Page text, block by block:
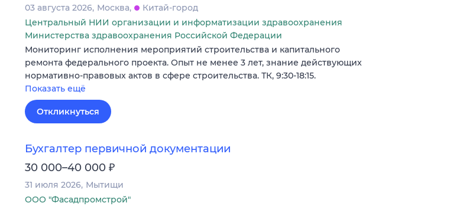
03 августа 2026 Москва
Китай-город
Центральный НИИ организации и информатизации здравоохранения
Министерства здравоохранения Российской Федерации
Мониторинг исполнения мероприятий строительства и капитального
ремонта федерального проекта. Опыт не менее 3 лет, знание действующих
нормативно-правовых актов в сфере строительства. ТК, 9:30-18:15.
Показать ещё
Откликнуться
Бухгалтер первичной документации
30 000–40 000 ₽
31 июля 2026 Мытищи
ООО "Фасадпромстрой"